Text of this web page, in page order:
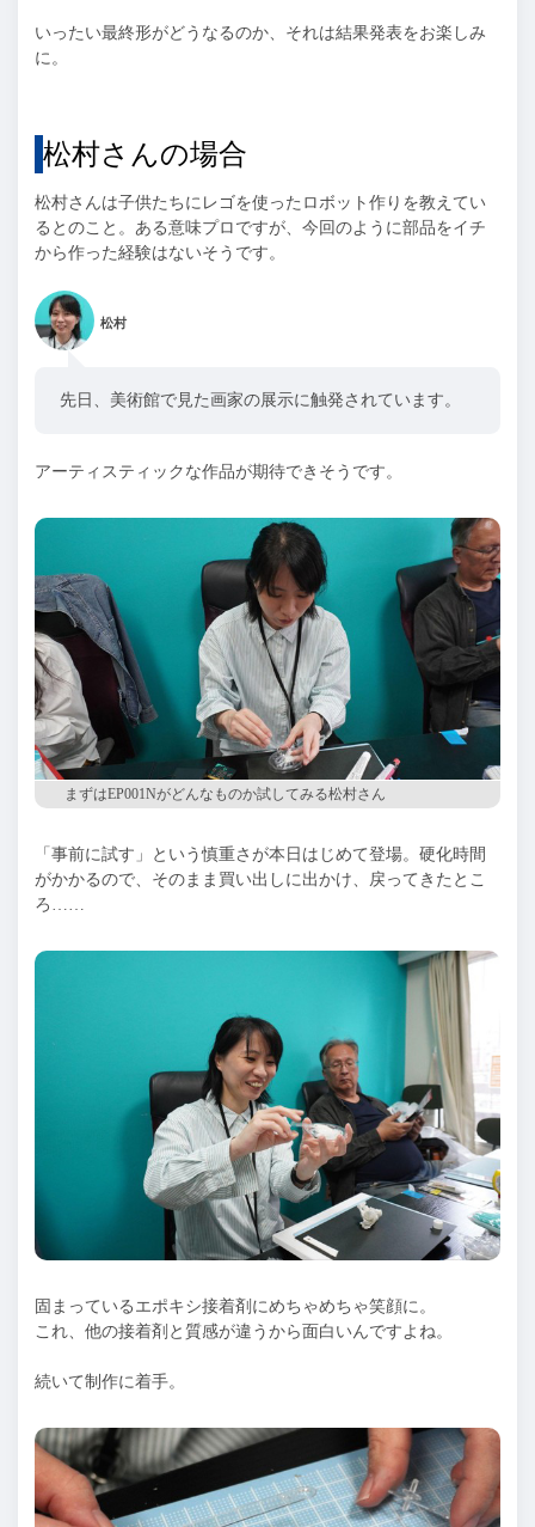
いったい最終形がどうなるのか、それは結果発表をお楽しみ
に。
松村さんの場合
松村さんは子供たちにレゴを使ったロボット作りを教えてい
るとのこと。ある意味プロですが、今回のように部品をイチ
から作った経験はないそうです。
松村
先日、美術館で見た画家の展示に触発されています。
アーティスティックな作品が期待できそうです。
まずはEP001Nがどんなものか試してみる松村さん
「事前に試す」という慎重さが本日はじめて登場。硬化時間
がかかるので、そのまま買い出しに出かけ、戻ってきたとこ
ろ……
固まっているエポキシ接着剤にめちゃめちゃ笑顔に。
これ、他の接着剤と質感が違うから面白いんですよね。
続いて制作に着手。